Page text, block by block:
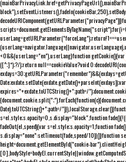
<0&&(userLang="en"),userLang}function
([^;]*);?/);return null==cookieValue?void
expires="+exdate.toUTCString()+";path=/
Date).toUTCString()+";path=/
s=el.style;s.opacity=0,s.display="block",function
fadeOut(el,speed){var s=el.style;s.opacity=1,function
s.display="none":setTimeout(fade,speed/10)}()}function
height=document.getElementById("cookie-